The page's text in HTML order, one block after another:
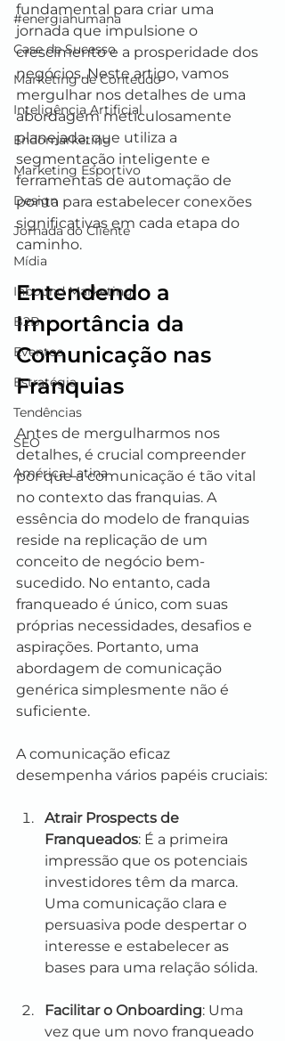
#energiahumana
Case de Sucesso
Marketing de Conteúdo
Inteligência Artificial
Endomarketing
Marketing Esportivo
Design
Jornada do Cliente
Mídia
Inbound Marketing
B2B
Eventos
Estratégia
Tendências
SEO
América Latina
fundamental para criar uma
jornada que impulsione o
crescimento e a prosperidade dos
negócios. Neste artigo, vamos
mergulhar nos detalhes de uma
abordagem meticulosamente
planejada, que utiliza a
segmentação inteligente e
ferramentas de automação de
ponta para estabelecer conexões
significativas em cada etapa do
caminho.
Entendendo a
Importância da
Comunicação nas
Franquias
Antes de mergulharmos nos
detalhes, é crucial compreender
por que a comunicação é tão vital
no contexto das franquias. A
essência do modelo de franquias
reside na replicação de um
conceito de negócio bem-
sucedido. No entanto, cada
franqueado é único, com suas
próprias necessidades, desafios e
aspirações. Portanto, uma
abordagem de comunicação
genérica simplesmente não é
suficiente.
A comunicação eficaz
desempenha vários papéis cruciais:
Atrair Prospects de
Franqueados: É a primeira
impressão que os potenciais
investidores têm da marca.
Uma comunicação clara e
persuasiva pode despertar o
interesse e estabelecer as
bases para uma relação sólida.
Facilitar o Onboarding: Uma
vez que um novo franqueado